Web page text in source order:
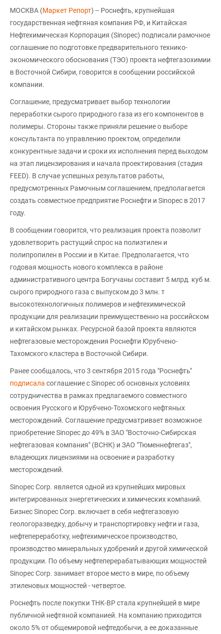
МОСКВА (Маркет Репорт) -- Роснефть, крупнейшая
государственная нефтяная компания РФ, и Китайская
Нефтехимическая Корпорация (Sinopec) подписали рамочное
соглашение по подготовке предварительного технико-
экономического обоснования (ТЭО) проекта нефтегазохимии
в Восточной Сибири, говорится в сообщении российской
компании.
Соглашение, предусматривает выбор технологии
переработки сырого природного газа из его компонентов в
полимеры. Стороны также приняли решение о выборе
консультанта по управлению проектом, определили
конкурентные задачи и сроки их исполнения перед выходом
на этап лицензирования и начала проектирования (стадия
FEED). В случае успешных результатов работы,
предусмотренных Рамочным соглашением, предполагается
создать совместное предприятие Роснефти и Sinopec в 2017
году.
В сообщении говорится, что реализация проекта позволит
удовлетворить растущий спрос на полиэтилен и
полипропилен в России и в Китае. Предполагается, что
годовая мощность нового комплекса в районе
административного центра Богучаны составит 5 млрд. куб м.
сырого природного газа с выпуском до 3 млн. т
высокотехнологичных полимеров и нефтехимической
продукции для реализации преимущественно на российском
и китайском рынках. Ресурсной базой проекта являются
нефтегазовые месторождения Роснефти Юрубчено-
Тахомского кластера в Восточной Сибири.
Ранее сообщалось, что 3 сентября 2015 года "Роснефть"
подписала соглашение с Sinopec об основных условиях
сотрудничества в рамках предлагаемого совместного
освоения Русского и Юрубчено-Тохомского нефтяных
месторождений. Соглашение предусматривает возможное
приобретение Sinopec до 49% в ЗАО "Восточно-Сибирская
нефтегазовая компания" (ВСНК) и ЗАО "Тюменнефтегаз",
владеющих лицензиями на освоение и разработку
месторождений.
Sinopec Corp. является одной из крупнейших мировых
интегрированных энергетических и химических компаний.
Бизнес Sinopec Corp. включает в себя нефтегазовую
геологоразведку, добычу и транспортировку нефти и газа,
нефтепереработку, нефтехимическое производство,
производство минеральных удобрений и другой химической
продукции. По объему нефтеперерабатывающих мощностей
Sinopec Corp. занимает второе место в мире, по объему
этиленовых мощностей - четвертое.
Роснефть после покупки ТНК-BP стала крупнейшей в мире
публичной нефтяной компанией. На компанию приходится
около 5% от общемировой нефтедобычи, а ее доказанные